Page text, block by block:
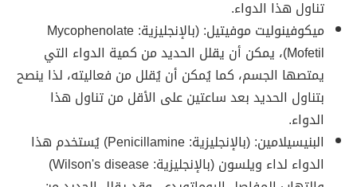
تناول هذا الدواء.
ميكوفينوليت موفيتيل: (بالإنجليزية: Mycophenolate
Mofetil)، يمكن أن يقلل الحديد من كمية الدواء التي
يمتصها الجسم، كما يُمكن أن يُقلل من فعاليته، لذا ينصح
بتناول الحديد بعد ساعتين على الأقل من تناول هذا
الدواء.
البنيسيلامين: (بالإنجليزية: Penicillamine) يُستخدم هذا
الدواء لداء ويلسون (بالإنجليزية: Wilson's disease)